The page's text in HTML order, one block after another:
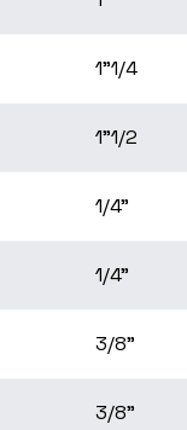
1"1/4
1"1/2
1/4"
1/4"
3/8"
3/8"